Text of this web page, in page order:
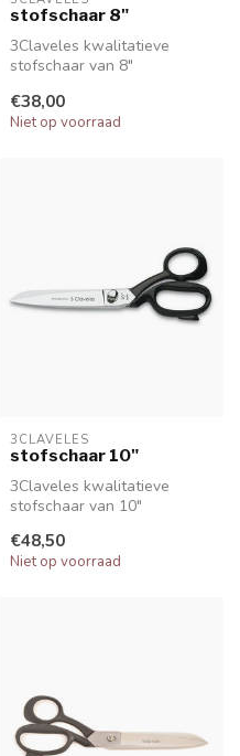
stofschaar 8"
3Claveles kwalitatieve
stofschaar van 8"
€38,00
Niet op voorraad
3CLAVELES
stofschaar 10"
3Claveles kwalitatieve
stofschaar van 10"
€48,50
Niet op voorraad